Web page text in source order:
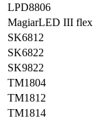
LPD8806
MagiarLED III flex
SK6812
SK6822
SK9822
TM1804
TM1812
TM1814